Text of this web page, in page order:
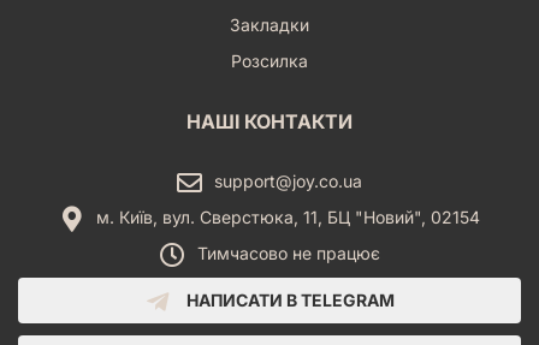
Закладки
Розсилка
НАШІ КОНТАКТИ
support@joy.co.ua
м. Київ, вул. Сверстюка, 11, БЦ "Новий", 02154
Тимчасово не працює
НАПИСАТИ В TELEGRAM